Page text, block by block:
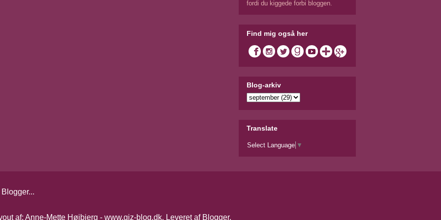
fordi du kiggede forbi bloggen.
Find mig også her
Blog-arkiv
Translate
Select Language ▼
af: Anne-Mette Højbjerg - www.giz-blog.dk. Leveret af Blogger.